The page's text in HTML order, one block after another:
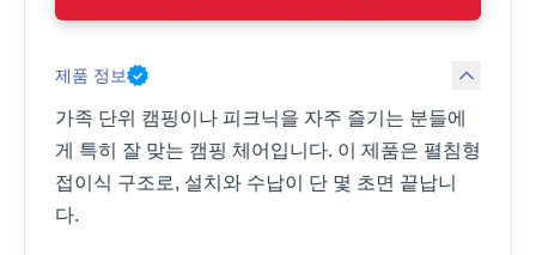
제품 정보
가족 단위 캠핑이나 피크닉을 자주 즐기는 분들에
게 특히 잘 맞는 캠핑 체어입니다. 이 제품은 펼침형
접이식 구조로, 설치와 수납이 단 몇 초면 끝납니
다.